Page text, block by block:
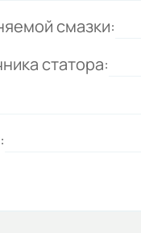
смазки:
статора: